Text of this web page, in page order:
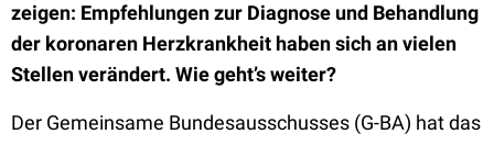
zeigen: Empfehlungen zur Diagnose und Behandlung
der koronaren Herzkrankheit haben sich an vielen
Stellen verändert. Wie geht’s weiter?
Der Gemeinsame Bundesausschusses (G-BA) hat das